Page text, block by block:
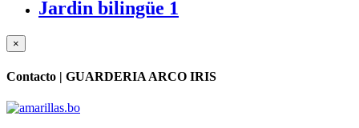
Jardin bilingüe 1
×
Contacto | GUARDERIA ARCO IRIS